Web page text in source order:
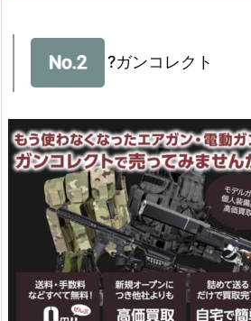
?ガンコレクト